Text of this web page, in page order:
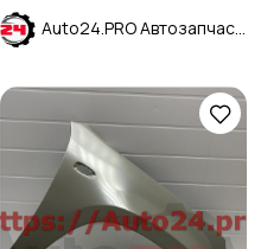
Auto24.PRO Автозапчасти